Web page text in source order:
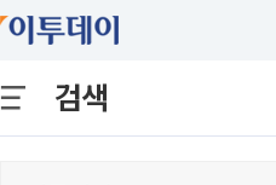
검색